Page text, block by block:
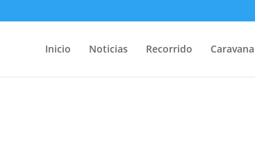
Inicio Noticias Recorrido Caravana